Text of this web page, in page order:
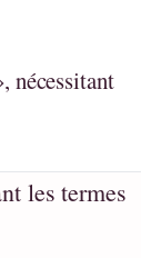
nécessitant
les termes